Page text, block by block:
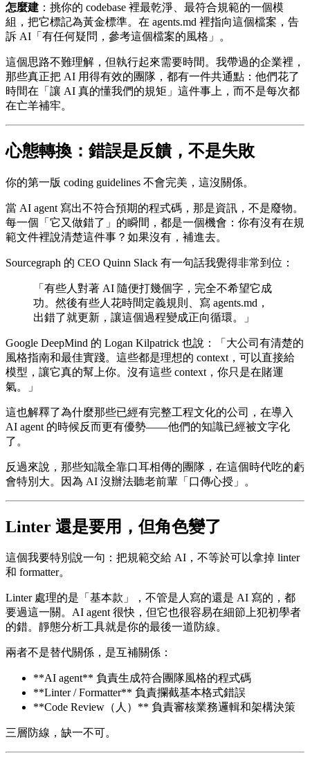
怎麼建 ：挑你的 codebase 裡最乾淨、最符合規範的一個模
組，把它標記為黃金標準。在 agents.md 裡指向這個檔案，告
訴 AI「有任何疑問，參考這個檔案的風格」。
這個思路不難理解，但執行起來需要時間。我帶過的企業裡，
那些真正把 AI 用得有效的團隊，都有一件共通點：他們花了
時間在「讓 AI 真的懂我們的規矩」這件事上，而不是每次都
在亡羊補牢。
心態轉換：錯誤是反饋，不是失敗
你的第一版 coding guidelines 不會完美，這沒關係。
當 AI agent 寫出不符合預期的程式碼，那是資訊，不是廢物。
每一個「它又做錯了」的瞬間，都是一個機會：你有沒有在規
範文件裡說清楚這件事？如果沒有，補進去。
Sourcegraph 的 CEO Quinn Slack 有一句話我覺得非常到位：
「有些人對著 AI 隨便打幾個字，完全不希望它成
功。然後有些人花時間定義規則、寫 agents.md，
出錯了就更新，讓這個過程變成正向循環。」
Google DeepMind 的 Logan Kilpatrick 也說：「大公司有清楚的
風格指南和最佳實踐。這些都是理想的 context，可以直接給
模型，讓它真的幫上你。沒有這些 context，你只是在賭運
氣。」
這也解釋了為什麼那些已經有完整工程文化的公司，在導入
AI agent 的時候反而更有優勢——他們的知識已經被文字化
了。
反過來說，那些知識全靠口耳相傳的團隊，在這個時代吃的虧
會特別大。因為 AI 沒辦法聽老前輩「口傳心授」。
Linter 還是要用，但角色變了
這個我要特別說一句：把規範交給 AI，不等於可以拿掉 linter
和 formatter。
Linter 處理的是「基本款」，不管是人寫的還是 AI 寫的，都
要過這一關。AI agent 很快，但它也很容易在細節上犯初學者
的錯。靜態分析工具就是你的最後一道防線。
兩者不是替代關係，是互補關係：
**AI agent** 負責生成符合團隊風格的程式碼
**Linter / Formatter** 負責攔截基本格式錯誤
**Code Review（人）** 負責審核業務邏輯和架構決策
三層防線，缺一不可。